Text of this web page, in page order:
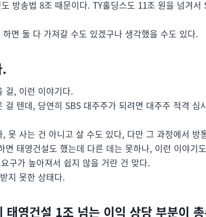
방송법 8조 때문이다. TY홀딩스도 11조 원을 넘겨서
면 둘 다 가져갈 수도 있겠구나 생각했을 수도 있다.
걸, 이런 이야기다.
텐데, 당연히 SBS 대주주가 되려면 대주주 적격 심
못 사는 건 아니고 살 수도 있다, 다만 그 과정에서 방
태영건설도 했는데 다른 데는 못하나, 이런 이야기
구가 높아져서 쉽지 않을 거란 건 맞다.
지 못한 상태다.
영건설 1조 넘는 이익 상당 부분이